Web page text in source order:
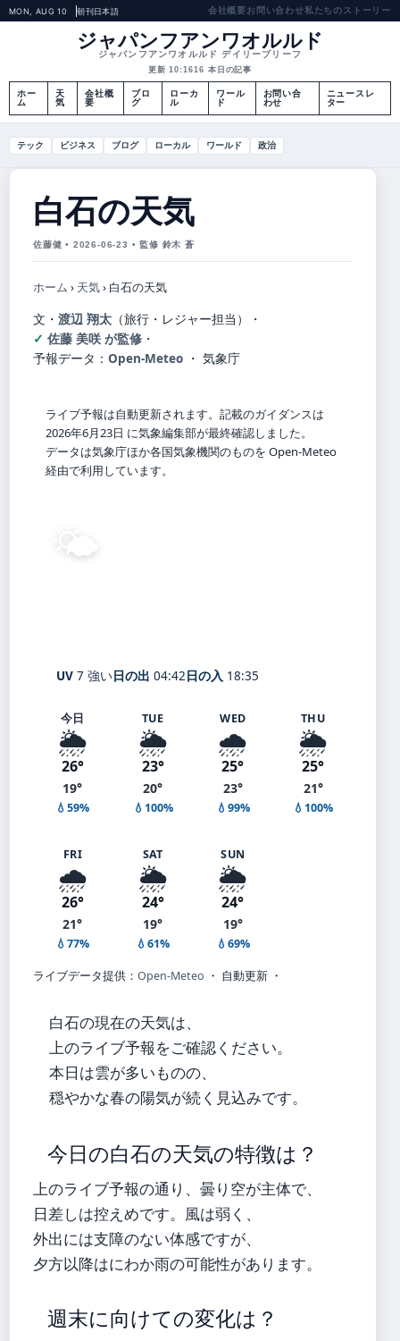
MON, AUG 10 朝刊日本語 会社概要お問い合わせ私たちのストーリー
ジャパンフアンワオルルド
ジャパンフアンワオルルド デイリーブリーフ
更新 10:1616 本日の記事
ホー
ム
天
気
会社概
要
ブロ
グ
ローカ
ル
ワール
ド
お問い合
わせ
ニュースレ
ター
テック ビジネス ブログ ローカル ワールド 政治
白石の天気
佐藤健 • 2026-06-23 • 監修 鈴木 蒼
ホーム › 天気› 白石の天気
文・ 渡辺 翔太 （旅行・レジャー担当）
・
佐藤 美咲 が監修 ・
予報データ： Open-Meteo ・ 気象庁
ライブ予報は自動更新されます。記載のガイダンスは
2026年6月23日 に気象編集部が最終確認しました。
データは気象庁ほか各国気象機関のものを Open-Meteo
経由で利用しています。
🌤️
UV 7 強い日の出 04:42日の入 18:35
今日
🌦️
26°
19°
💧59%
TUE
🌦️
23°
20°
💧100%
WED
🌧️
25°
23°
💧99%
THU
🌦️
25°
21°
💧100%
FRI
🌧️
26°
21°
💧77%
SAT
🌦️
24°
19°
💧61%
SUN
🌦️
24°
19°
💧69%
ライブデータ提供： Open-Meteo ・ 自動更新 ・
白石の現在の天気は、
上のライブ予報をご確認ください。
本日は雲が多いものの、
穏やかな春の陽気が続く見込みです。
今日の白石の天気の特徴は？
上のライブ予報の通り、曇り空が主体で、
日差しは控えめです。風は弱く、
外出には支障のない体感ですが、
夕方以降はにわか雨の可能性があります。
週末に向けての変化は？